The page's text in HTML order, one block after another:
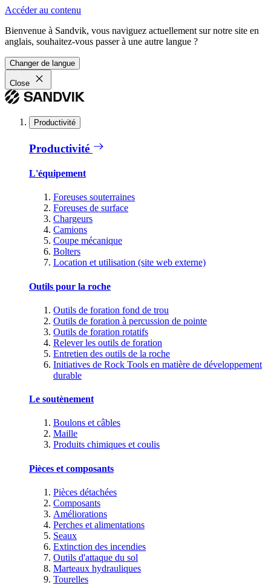
Accéder au contenu
Bienvenue à Sandvik, vous naviguez actuellement sur notre site en
anglais, souhaitez-vous passer à une autre langue ?
Changer de langue
Close
Productivité
Productivité
L'équipement
Foreuses souterraines
Foreuses de surface
Chargeurs
Camions
Coupe mécanique
Bolters
Location et utilisation (site web externe)
Outils pour la roche
Outils de foration fond de trou
Outils de foration à percussion de pointe
Outils de foration rotatifs
Relever les outils de foration
Entretien des outils de la roche
Initiatives de Rock Tools en matière de développement
durable
Le soutènement
Boulons et câbles
Maille
Produits chimiques et coulis
Pièces et composants
Pièces détachées
Composants
Améliorations
Perches et alimentations
Seaux
Extinction des incendies
Outils d'attaque du sol
Marteaux hydrauliques
Tourelles